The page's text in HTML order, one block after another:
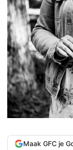
Maak GFC je